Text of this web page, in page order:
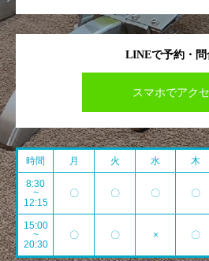
LINEで予約・問
スマホでアク
時間 月 火 水 木
8:30
~
12:15
〇 〇 〇 〇
15:00
~
20:30
〇 〇 × 〇